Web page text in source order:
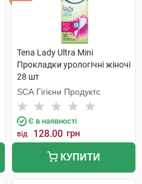
Tena Lady Ultra Mini
Прокладки урологічні жіночі
28 шт
SCA Гігієни Продуктс
Є в наявності
від 128.00 грн
КУПИТИ